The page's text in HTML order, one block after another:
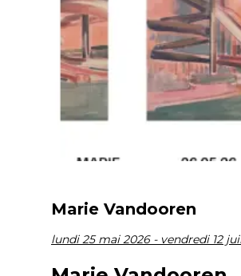
Marie Vandooren
lundi 25 mai 2026 - vendredi 12